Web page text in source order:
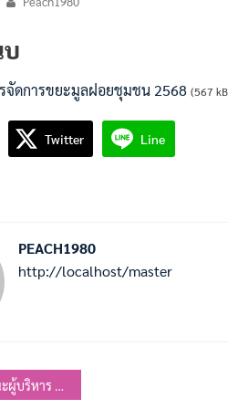
บ
จัดการขยะมูลฝอยชุมชน 2568 (567
Twitter Line
PEACH1980
http://localhost/master
บลหนองเต่า อำเภอบ้านหมี่ จังหวัดลพบุรี ครั้งที่ 2/2568